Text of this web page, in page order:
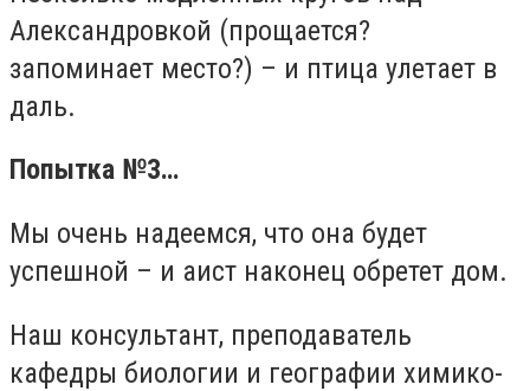
Александровкой (прощается?
запоминает место?) – и птица улетает в
даль.
Попытка №3…
Мы очень надеемся, что она будет
успешной – и аист наконец обретет дом.
Наш консультант, преподаватель
кафедры биологии и географии химико-